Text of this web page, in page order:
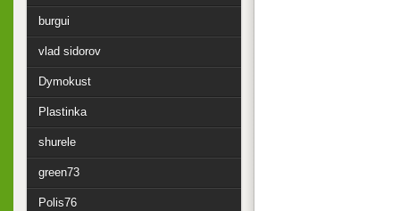
burgui
vlad sidorov
Dymokust
Plastinka
shurele
green73
Polis76